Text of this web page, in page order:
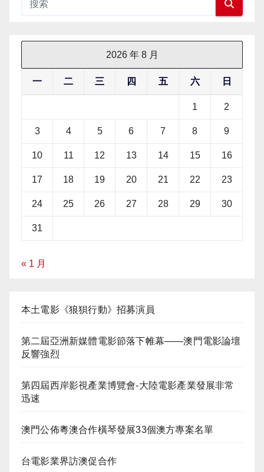
2026 年 8 月
一 二 三 四 五 六 日
1 2
3 4 5 6 7 8 9
10 11 12 13 14 15 16
17 18 19 20 21 22 23
24 25 26 27 28 29 30
31
« 1 月
本土電影《狼狽行動》招募演員
第二屆亞洲新媒體電影節落下帷幕——澳門電影論壇
反響強烈
第四屆西岸影視產業博覽會-大陸電影產業發展非常
迅速
澳門公佈粵澳合作橫琴發展33個澳方專案名單
台電影業界訪澳促合作